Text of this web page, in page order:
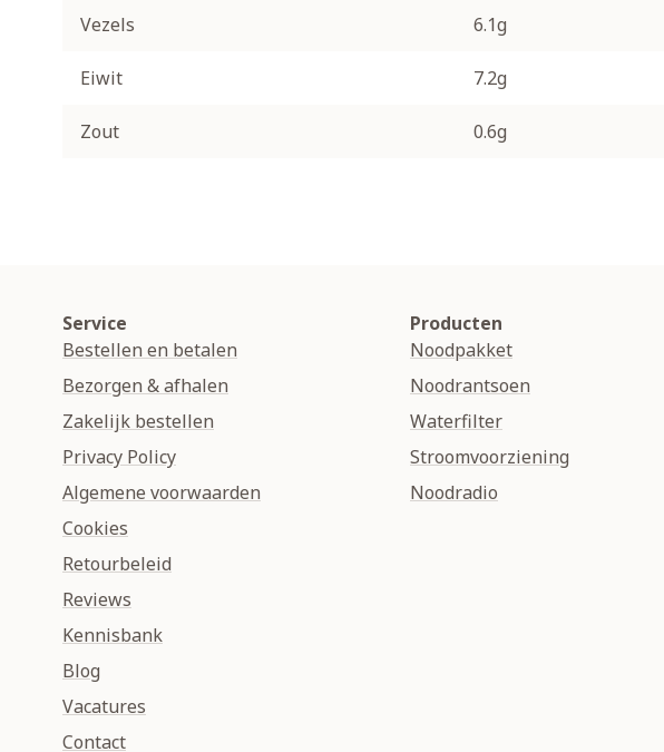
Vezels 6.1g
Eiwit 7.2g
Zout 0.6g
Service
Bestellen en betalen
Bezorgen & afhalen
Zakelijk bestellen
Privacy Policy
Algemene voorwaarden
Cookies
Retourbeleid
Reviews
Kennisbank
Blog
Vacatures
Contact
Producten
Noodpakket
Noodrantsoen
Waterfilter
Stroomvoorziening
Noodradio